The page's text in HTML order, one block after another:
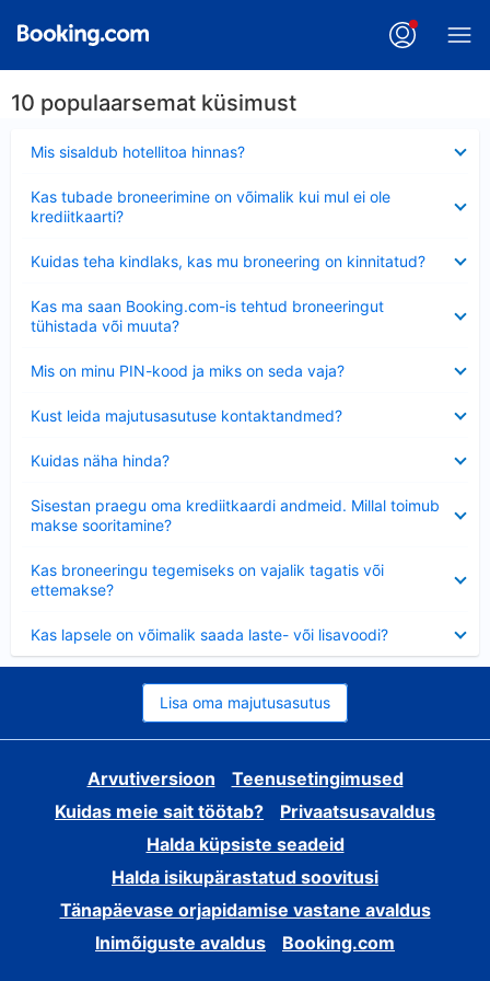
10 populaarsemat küsimust
Mis sisaldub hotellitoa hinnas?
Kas tubade broneerimine on võimalik kui mul ei ole
krediitkaarti?
Kuidas teha kindlaks, kas mu broneering on kinnitatud?
Kas ma saan Booking.com-is tehtud broneeringut
tühistada või muuta?
Mis on minu PIN-kood ja miks on seda vaja?
Kust leida majutusasutuse kontaktandmed?
Kuidas näha hinda?
Sisestan praegu oma krediitkaardi andmeid. Millal toimub
makse sooritamine?
Kas broneeringu tegemiseks on vajalik tagatis või
ettemakse?
Kas lapsele on võimalik saada laste- või lisavoodi?
Lisa oma majutusasutus
Arvutiversioon
Teenusetingimused
Kuidas meie sait töötab?
Privaatsusavaldus
Halda küpsiste seadeid
Halda isikupärastatud soovitusi
Tänapäevase orjapidamise vastane avaldus
Inimõiguste avaldus
Booking.com